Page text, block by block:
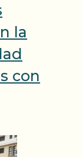
la
con